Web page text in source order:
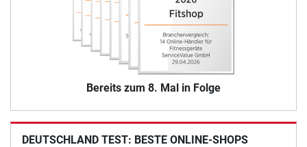
Bereits zum 8. Mal in Folge
DEUTSCHLAND TEST: BESTE ONLINE-SHOPS